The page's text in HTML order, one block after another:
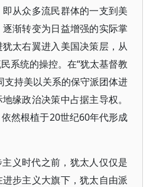
从众多流民群体的一支到美
渐转变为日益增强的实际掌
太右翼进入美国决策层，从
系统的操控。在“犹太基督教
支持美以关系的保守派团体进
缘政治决策中占据主导权。
然根植于20世纪60年代形成
义时代之前，犹太人仅仅是
步主义大旗下，犹太自由派